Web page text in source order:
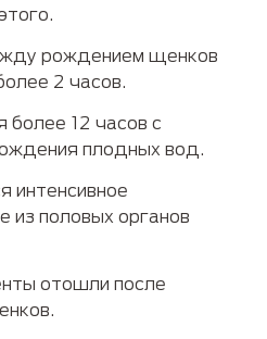
рождением щенков
2 часов.
12 часов с
плодных вод.
интенсивное
из половых органов
отошли после